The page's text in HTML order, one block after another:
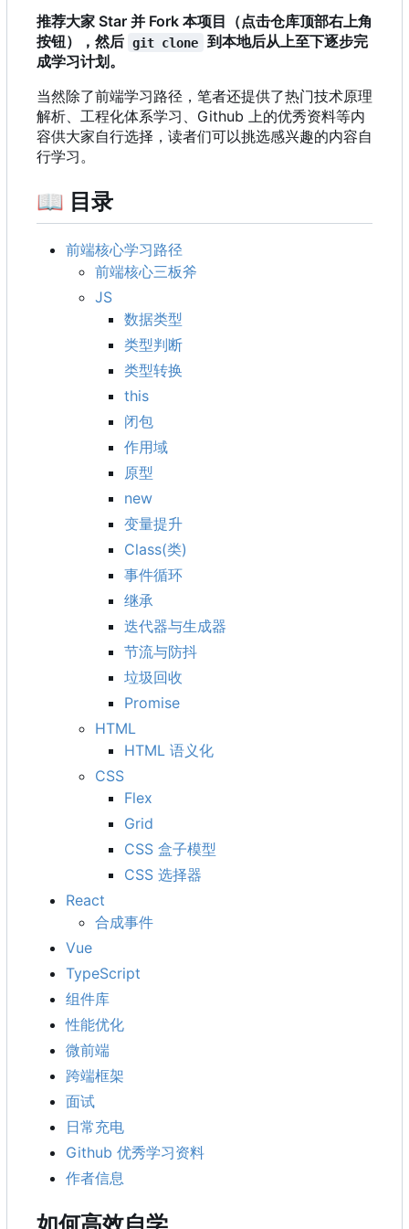
推荐大家 Star 并 Fork 本项目（点击仓库顶部右上角
按钮），然后 git clone
到本地后从上至下逐步完
成学习计划。
当然除了前端学习路径 ， 笔者还提供了热门技术原理
解析、工程化体系学习、Github 上的优秀资料等内
容供大家自行选择，读者们可以挑选感兴趣的内容自
行学习。
📖 目录
前端核心学习路径
前端核心三板斧
JS
数据类型
类型判断
类型转换
this
闭包
作用域
原型
new
变量提升
Class(类)
事件循环
继承
迭代器与生成器
节流与防抖
垃圾回收
Promise
HTML
HTML 语义化
CSS
Flex
Grid
CSS 盒子模型
CSS 选择器
React
合成事件
Vue
TypeScript
组件库
性能优化
微前端
跨端框架
面试
日常充电
Github 优秀学习资料
作者信息
如何高效自学